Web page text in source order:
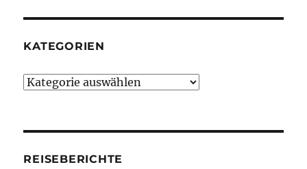
KATEGORIEN
Kategorien
REISEBERICHTE